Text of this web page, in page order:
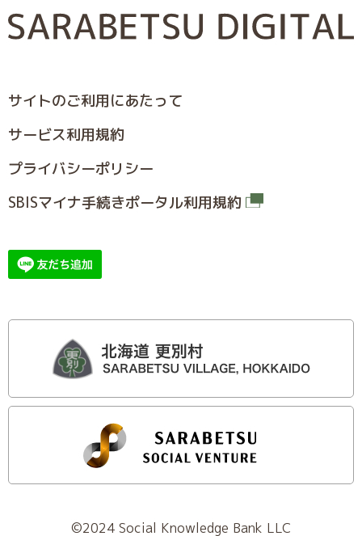
サイトのご利⽤にあたって
サービス利⽤規約
プライバシーポリシー
SBISマイナ⼿続きポータル利⽤規約
©2024 Social Knowledge Bank LLC